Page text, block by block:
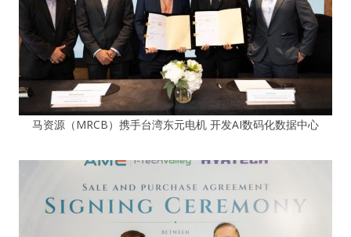
马资源（MRCB）携手台湾东元电机 开发AI数码化数据中心